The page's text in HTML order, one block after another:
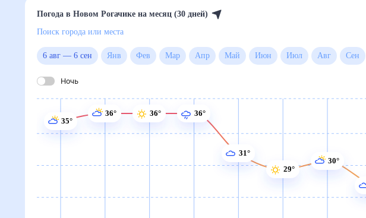
Погода в Новом Рогачике на месяц (30 дней)
Поиск города или места
6 авг— 6 сен Янв Фев Мар Апр Май Июн Июл Авг
Ночь
35°
36° 36° 36°
31°
29°
30°